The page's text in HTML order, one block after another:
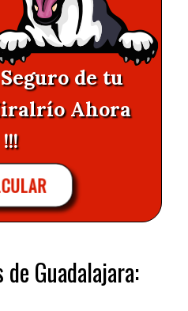
de tu
Ahora
!!!
Guadalajara: